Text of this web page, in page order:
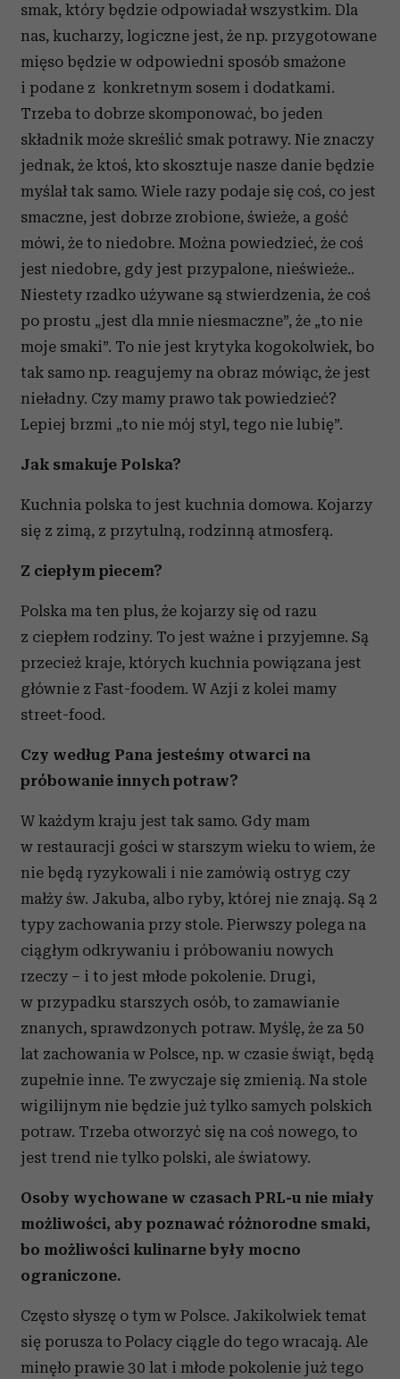
smak, który będzie odpowiadał wszystkim. Dla
nas, kucharzy, logiczne jest, że np. przygotowane
mięso będzie w odpowiedni sposób smażone
i podane z konkretnym sosem i dodatkami.
Trzeba to dobrze skomponować, bo jeden
składnik może skreślić smak potrawy. Nie znaczy
jednak, że ktoś, kto skosztuje nasze danie będzie
myślał tak samo. Wiele razy podaje się coś, co jest
smaczne, jest dobrze zrobione, świeże, a gość
mówi, że to niedobre. Można powiedzieć, że coś
jest niedobre, gdy jest przypalone, nieświeże..
Niestety rzadko używane są stwierdzenia, że coś
po prostu „jest dla mnie niesmaczne”, że „to nie
moje smaki”. To nie jest krytyka kogokolwiek, bo
tak samo np. reagujemy na obraz mówiąc, że jest
nieładny. Czy mamy prawo tak powiedzieć?
Lepiej brzmi „to nie mój styl, tego nie lubię”.
Jak smakuje Polska?
Kuchnia polska to jest kuchnia domowa. Kojarzy
się z zimą, z przytulną, rodzinną atmosferą.
Z ciepłym piecem?
Polska ma ten plus, że kojarzy się od razu
z ciepłem rodziny. To jest ważne i przyjemne. Są
przecież kraje, których kuchnia powiązana jest
głównie z Fast-foodem. W Azji z kolei mamy
street-food.
Czy według Pana jesteśmy otwarci na
próbowanie innych potraw?
W każdym kraju jest tak samo. Gdy mam
w restauracji gości w starszym wieku to wiem, że
nie będą ryzykowali i nie zamówią ostryg czy
małży św. Jakuba, albo ryby, której nie znają. Są 2
typy zachowania przy stole. Pierwszy polega na
ciągłym odkrywaniu i próbowaniu nowych
rzeczy – i to jest młode pokolenie. Drugi,
w przypadku starszych osób, to zamawianie
znanych, sprawdzonych potraw. Myślę, że za 50
lat zachowania w Polsce, np. w czasie świąt, będą
zupełnie inne. Te zwyczaje się zmienią. Na stole
wigilijnym nie będzie już tylko samych polskich
potraw. Trzeba otworzyć się na coś nowego, to
jest trend nie tylko polski, ale światowy.
Osoby wychowane w czasach PRL-u nie miały
możliwości, aby poznawać różnorodne smaki,
bo możliwości kulinarne były mocno
ograniczone.
Często słyszę o tym w Polsce. Jakikolwiek temat
się porusza to Polacy ciągle do tego wracają. Ale
minęło prawie 30 lat i młode pokolenie już tego